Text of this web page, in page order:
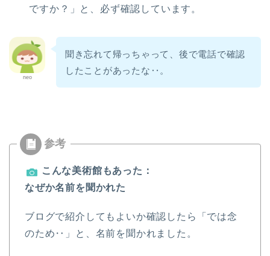
ですか？」と、必ず確認しています。
neo
聞き忘れて帰っちゃって、後で電話で確認
したことがあったな‥。
こんな美術館もあった：
なぜか名前を聞かれた
ブログで紹介してもよいか確認したら「では念
のため‥」と、名前を聞かれました。